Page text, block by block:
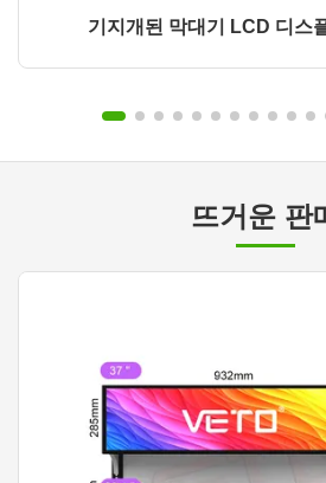
기지개된 막대기 LCD 디스
뜨거운 판